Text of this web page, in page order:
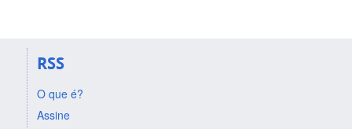
RSS
O que é?
Assine